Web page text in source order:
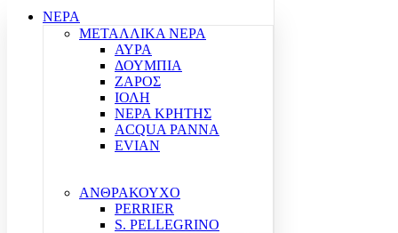
ΝΕΡΑ
ΜΕΤΑΛΛΙΚΑ ΝΕΡΑ
ΑΥΡΑ
ΔΟΥΜΠΙΑ
ΖΑΡΟΣ
ΙΟΛΗ
ΝΕΡΑ ΚΡΗΤΗΣ
ACQUA PANNA
EVIAN
ΑΝΘΡΑΚΟΥΧΟ
PERRIER
S. PELLEGRINO